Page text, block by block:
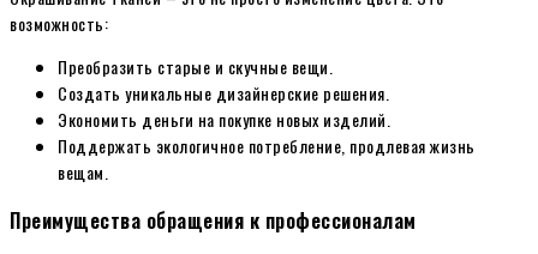
возможность:
Преобразить старые и скучные вещи.
Создать уникальные дизайнерские решения.
Экономить деньги на покупке новых изделий.
Поддержать экологичное потребление, продлевая жизнь
вещам.
Преимущества обращения к профессионалам